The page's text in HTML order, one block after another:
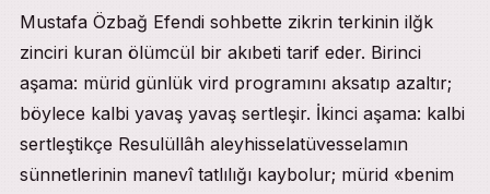
Mustafa Özbağ Efendi sohbette zikrin terkinin ilğk
zinciri kuran ölümcül bir akıbeti tarif eder. Birinci
aşama: mürid günlük vird programını aksatıp azaltır;
böylece kalbi yavaş yavaş sertleşir. İkinci aşama: kalbi
sertleştikçe Resulüllâh aleyhisselatüvesselamın
sünnetlerinin manevî tatlılığı kaybolur; mürid «benim